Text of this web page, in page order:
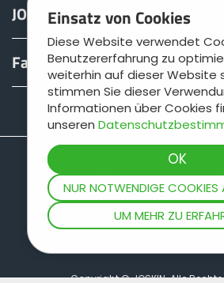
Einsatz von Cookies
Diese Website verwendet
Benutzererfahrung zu
weiterhin auf dieser Website
stimmen Sie dieser
Informationen über Cookies
unseren
NUR NOTWENDIGE COOKIES
UM MEHR ZU
JOSKIN Welt
Fan shop
Teamviewer
Seitenplan Rechtliche
Allgemeine
Copyright © JOSKIN. Alle